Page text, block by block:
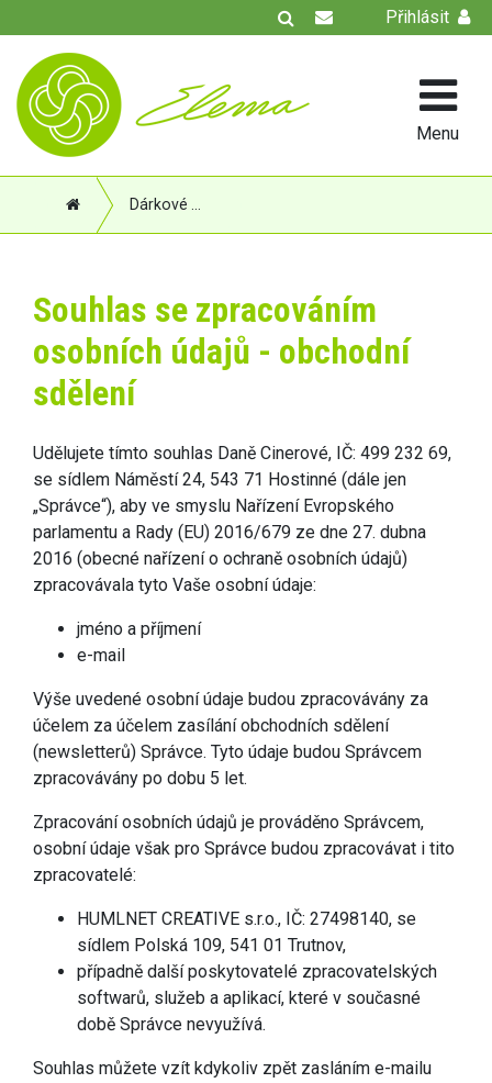
Přihlásit
Menu
Souhlas se zpracováním
osobních údajů - obchodní
sdělení
Udělujete tímto souhlas Daně Cinerové, IČ: 499 232 69,
se sídlem Náměstí 24, 543 71 Hostinné (dále jen
„Správce“), aby ve smyslu Nařízení Evropského
parlamentu a Rady (EU) 2016/679 ze dne 27. dubna
2016 (obecné nařízení o ochraně osobních údajů)
zpracovávala tyto Vaše osobní údaje:
jméno a příjmení
e-mail
Výše uvedené osobní údaje budou zpracovávány za
účelem za účelem zasílání obchodních sdělení
(newsletterů) Správce. Tyto údaje budou Správcem
zpracovávány po dobu 5 let.
Zpracování osobních údajů je prováděno Správcem,
osobní údaje však pro Správce budou zpracovávat i tito
zpracovatelé:
HUMLNET CREATIVE s.r.o., IČ: 27498140, se
sídlem Polská 109, 541 01 Trutnov,
případně další poskytovatelé zpracovatelských
softwarů, služeb a aplikací, které v současné
době Správce nevyužívá.
Souhlas můžete vzít kdykoliv zpět zasláním e-mailu